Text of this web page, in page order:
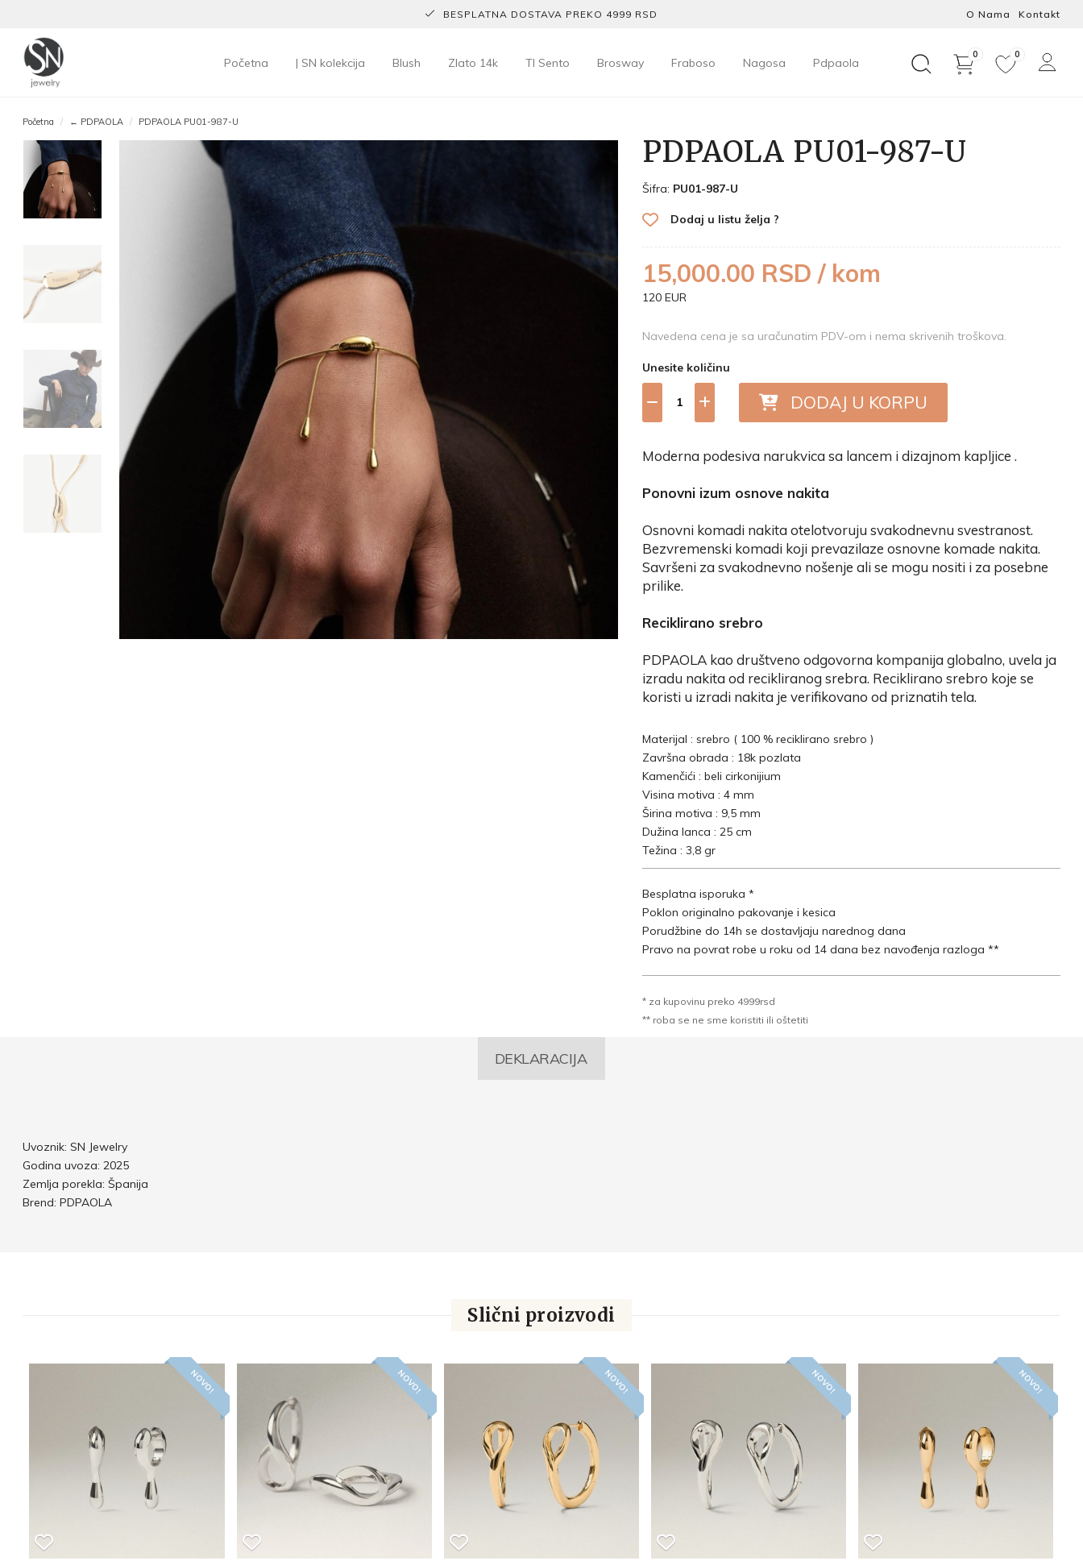
BESPLATNA DOSTAVA PREKO 4999 RSD O Nama Kontakt
Početna | SN kolekcija Blush Zlato 14k TI Sento Brosway Fraboso Nagosa Pdpaola
0 0
Početna ← PDPAOLA PDPAOLA PU01-987-U
PDPAOLA PU01-987-U
Šifra: PU01-987-U
Dodaj u listu želja ?
15,000.00 RSD / kom
120 EUR
Navedena cena je sa uračunatim PDV-om i nema skrivenih troškova.
Unesite količinu
DODAJ U KORPU
Moderna podesiva narukvica sa lancem i dizajnom kapljice .
Ponovni izum osnove nakita
Osnovni komadi nakita otelotvoruju svakodnevnu svestranost.
Bezvremenski komadi koji prevazilaze osnovne komade nakita.
Savršeni za svakodnevno nošenje ali se mogu nositi i za posebne
prilike.
Reciklirano srebro
PDPAOLA kao društveno odgovorna kompanija globalno, uvela ja
izradu nakita od recikliranog srebra. Reciklirano srebro koje se
koristi u izradi nakita je verifikovano od priznatih tela.
Materijal : srebro ( 100 % reciklirano srebro )
Završna obrada : 18k pozlata
Kamenčići : beli cirkonijium
Visina motiva : 4 mm
Širina motiva : 9,5 mm
Dužina lanca : 25 cm
Težina : 3,8 gr
Besplatna isporuka *
Poklon originalno pakovanje i kesica
Porudžbine do 14h se dostavljaju narednog dana
Pravo na povrat robe u roku od 14 dana bez navođenja razloga **
* za kupovinu preko 4999rsd
** roba se ne sme koristiti ili oštetiti
DEKLARACIJA
Uvoznik: SN Jewelry
Godina uvoza: 2025
Zemlja porekla: Španija
Brend: PDPAOLA
Slični proizvodi
NOVO! NOVO! NOVO! NOVO! NOVO!